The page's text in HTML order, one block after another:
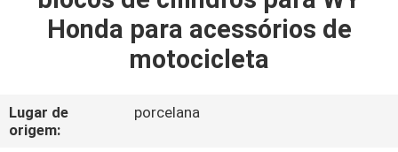
PRODUTOS
NÓS
Honda para acessórios de
motocicleta
Lugar de
origem:
porcelana